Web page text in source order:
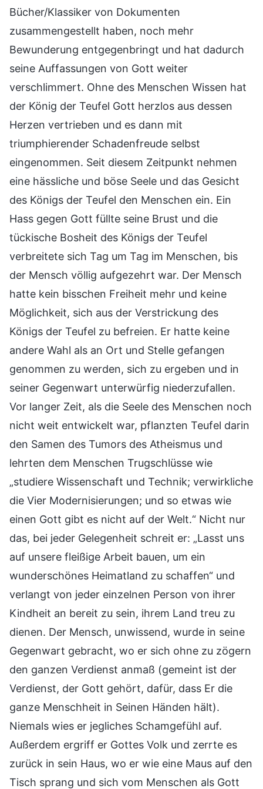
Bücher/Klassiker von Dokumenten
zusammengestellt haben, noch mehr
Bewunderung entgegenbringt und hat dadurch
seine Auffassungen von Gott weiter
verschlimmert. Ohne des Menschen Wissen hat
der König der Teufel Gott herzlos aus dessen
Herzen vertrieben und es dann mit
triumphierender Schadenfreude selbst
eingenommen. Seit diesem Zeitpunkt nehmen
eine hässliche und böse Seele und das Gesicht
des Königs der Teufel den Menschen ein. Ein
Hass gegen Gott füllte seine Brust und die
tückische Bosheit des Königs der Teufel
verbreitete sich Tag um Tag im Menschen, bis
der Mensch völlig aufgezehrt war. Der Mensch
hatte kein bisschen Freiheit mehr und keine
Möglichkeit, sich aus der Verstrickung des
Königs der Teufel zu befreien. Er hatte keine
andere Wahl als an Ort und Stelle gefangen
genommen zu werden, sich zu ergeben und in
seiner Gegenwart unterwürfig niederzufallen.
Vor langer Zeit, als die Seele des Menschen noch
nicht weit entwickelt war, pflanzten Teufel darin
den Samen des Tumors des Atheismus und
lehrten dem Menschen Trugschlüsse wie
„studiere Wissenschaft und Technik; verwirkliche
die Vier Modernisierungen; und so etwas wie
einen Gott gibt es nicht auf der Welt.“ Nicht nur
das, bei jeder Gelegenheit schreit er: „Lasst uns
auf unsere fleißige Arbeit bauen, um ein
wunderschönes Heimatland zu schaffen“ und
verlangt von jeder einzelnen Person von ihrer
Kindheit an bereit zu sein, ihrem Land treu zu
dienen. Der Mensch, unwissend, wurde in seine
Gegenwart gebracht, wo er sich ohne zu zögern
den ganzen Verdienst anmaß (gemeint ist der
Verdienst, der Gott gehört, dafür, dass Er die
ganze Menschheit in Seinen Händen hält).
Niemals wies er jegliches Schamgefühl auf.
Außerdem ergriff er Gottes Volk und zerrte es
zurück in sein Haus, wo er wie eine Maus auf den
Tisch sprang und sich vom Menschen als Gott